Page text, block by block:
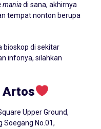
maniadi sana, akhirnya
tempat nonton berupa
bioskop di sekitar
infonya, silahkan
Artos
Upper Ground,
Soegang No.01,